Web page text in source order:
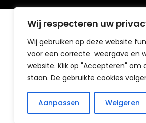
Wij respecteren uw
Wij gebruiken op deze website
voor een correcte weergave en
website. Klik op "Accepteren" om
staan. De gebruikte cookies
Aanpassen Weigeren